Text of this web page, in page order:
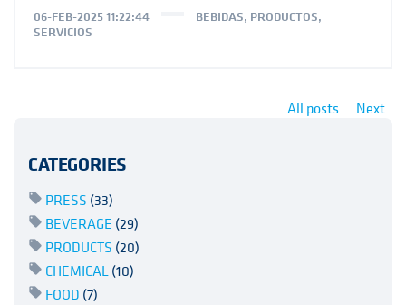
06-FEB-2025 11:22:44 BEBIDAS, PRODUCTOS,
SERVICIOS
All posts Next
CATEGORIES
PRESS (33)
BEVERAGE (29)
PRODUCTS (20)
CHEMICAL(10)
FOOD (7)